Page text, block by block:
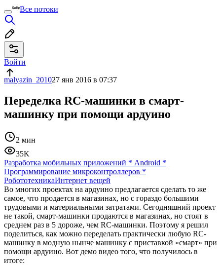
Все потоки
Войти
malyazin_201027 янв 2016 в 07:37
Переделка RC-машинки в смарт-
машинку при помощи ардуино
2 мин
35K
Разработка мобильных приложений * Android *
Программирование микроконтроллеров *
РобототехникаИнтернет вещей
Во многих проектах на ардуино предлагается сделать то же
самое, что продается в магазинах, но с гораздо большими
трудовыми и материальными затратами. Сегодняшний проект
не такой, смарт-машинки продаются в магазинах, но стоят в
среднем раз в 5 дороже, чем RC-машинки. Поэтому я решил
поделиться, как можно переделать практически любую RC-
машинку в модную нынче машинку с приставкой «смарт» при
помощи ардуино. Вот демо видео того, что получилось в
итоге: